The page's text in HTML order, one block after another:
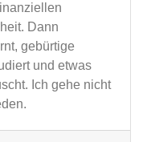
Dann
gebürtige
und etwas
Ich gehe nicht